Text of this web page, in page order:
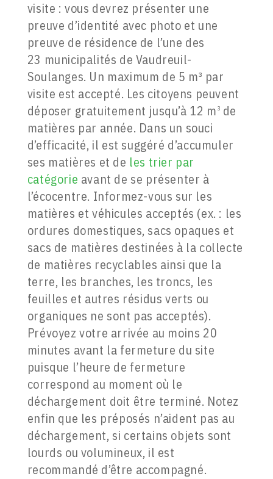
visite : vous devrez présenter une
preuve d’identité avec photo et une
preuve de résidence de l’une des
23 municipalités de Vaudreuil-
Soulanges. Un maximum de 5 m³ par
visite est accepté. Les citoyens peuvent
déposer gratuitement jusqu’à 12 m 3 de
matières par année. Dans un souci
d’efficacité, il est suggéré d’accumuler
ses matières et de les trier par
catégorie avant de se présenter à
l’écocentre. Informez-vous sur les
matières et véhicules acceptés (ex. : les
ordures domestiques, sacs opaques et
sacs de matières destinées à la collecte
de matières recyclables ainsi que la
terre, les branches, les troncs, les
feuilles et autres résidus verts ou
organiques ne sont pas acceptés).
Prévoyez votre arrivée au moins 20
minutes avant la fermeture du site
puisque l’heure de fermeture
correspond au moment où le
déchargement doit être terminé. Notez
enfin que les préposés n’aident pas au
déchargement, si certains objets sont
lourds ou volumineux, il est
recommandé d’être accompagné.